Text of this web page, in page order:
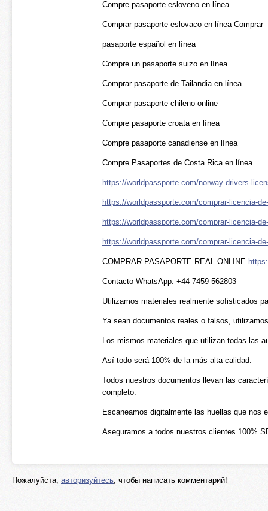
Compre pasaporte esloveno en línea
Comprar pasaporte eslovaco en línea Comprar
pasaporte español en línea
Compre un pasaporte suizo en línea
Comprar pasaporte de Tailandia en línea
Comprar pasaporte chileno online
Compre pasaporte croata en línea
Compre pasaporte canadiense en línea
Compre Pasaportes de Costa Rica en línea
https://worldpassporte.com/norway-drivers-
https://worldpassporte.com/comprar-licencia-
https://worldpassporte.com/comprar-licencia-
https://worldpassporte.com/comprar-licencia-
COMPRAR PASAPORTE REAL ONLINE
Contacto WhatsApp: +44 7459 562803
Utilizamos materiales realmente sofisticados
Ya sean documentos reales o falsos,
Los mismos materiales que utilizan todas las
Así todo será 100% de la más alta calidad.
Todos nuestros documentos llevan las
completo.
Escaneamos digitalmente las huellas que
Aseguramos a todos nuestros clientes 100%
Пожалуйста, авторизуйтесь, чтобы написать комментарий!